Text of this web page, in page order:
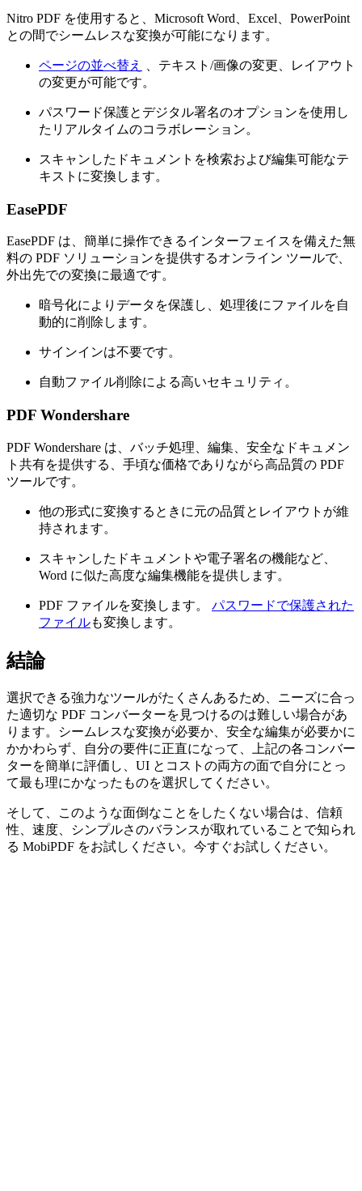
Nitro PDF を使用すると、Microsoft Word、Excel、PowerPoint
との間でシームレスな変換が可能になります。
ページの並べ替え
、テキスト/画像の変更、レイアウト
の変更が可能です。
パスワード保護とデジタル署名のオプションを使用し
たリアルタイムのコラボレーション。
スキャンしたドキュメントを検索および編集可能なテ
キストに変換します。
EasePDF
EasePDF は、簡単に操作できるインターフェイスを備えた無
料の PDF ソリューションを提供するオンライン ツールで、
外出先での変換に最適です。
暗号化によりデータを保護し、処理後にファイルを自
動的に削除します。
サインインは不要です。
自動ファイル削除による高いセキュリティ。
PDF Wondershare
PDF Wondershare は、バッチ処理、編集、安全なドキュメン
ト共有を提供する、手頃な価格でありながら高品質の PDF
ツールです。
他の形式に変換するときに元の品質とレイアウトが維
持されます。
スキャンしたドキュメントや電子署名の機能など、
Word に似た高度な編集機能を提供します。
PDF ファイルを変換します。 パスワードで保護された
ファイルも変換します。
結論
選択できる強力なツールがたくさんあるため、ニーズに合っ
た適切な PDF コンバーターを見つけるのは難しい場合があ
ります。シームレスな変換が必要か、安全な編集が必要かに
かかわらず、自分の要件に正直になって、上記の各コンバー
ターを簡単に評価し、UI とコストの両方の面で自分にとっ
て最も理にかなったものを選択してください。
そして、このような面倒なことをしたくない場合は、信頼
性、速度、シンプルさのバランスが取れていることで知られ
る MobiPDF をお試しください。今すぐお試しください。